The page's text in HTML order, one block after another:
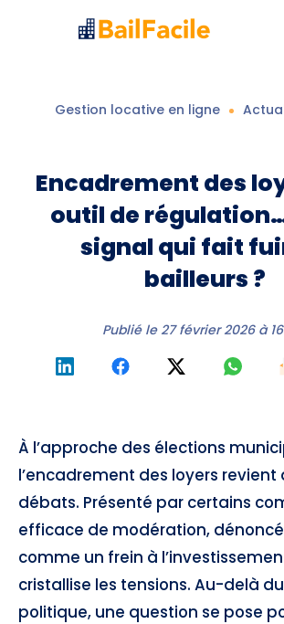
Gestion locative en ligne
Encadrement des
outil de
signal qui fait
bailleurs ?
Publié le 27 février 2026 à
À l’approche des élections
l’encadrement des loyers
débats. Présenté par certains
efficace de modération,
comme un frein à
cristallise les tensions. Au-delà
politique, une question se pose